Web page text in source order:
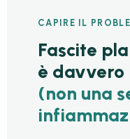
CAPIRE IL
Fascite
è davvero
(non una